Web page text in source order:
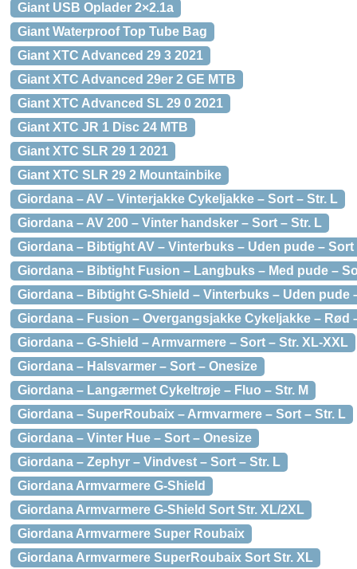
Giant USB Oplader 2×2.1a
Giant Waterproof Top Tube Bag
Giant XTC Advanced 29 3 2021
Giant XTC Advanced 29er 2 GE MTB
Giant XTC Advanced SL 29 0 2021
Giant XTC JR 1 Disc 24 MTB
Giant XTC SLR 29 1 2021
Giant XTC SLR 29 2 Mountainbike
Giordana – AV – Vinterjakke Cykeljakke – Sort – Str. L
Giordana – AV 200 – Vinter handsker – Sort – Str. L
Giordana – Bibtight AV – Vinterbuks – Uden pude – Sort
Giordana – Bibtight Fusion – Langbuks – Med pude –
Giordana – Bibtight G-Shield – Vinterbuks – Uden pude
Giordana – Fusion – Overgangsjakke Cykeljakke – Rød
Giordana – G-Shield – Armvarmere – Sort – Str. XL-XXL
Giordana – Halsvarmer – Sort – Onesize
Giordana – Langærmet Cykeltrøje – Fluo – Str. M
Giordana – SuperRoubaix – Armvarmere – Sort – Str. L
Giordana – Vinter Hue – Sort – Onesize
Giordana – Zephyr – Vindvest – Sort – Str. L
Giordana Armvarmere G-Shield
Giordana Armvarmere G-Shield Sort Str. XL/2XL
Giordana Armvarmere Super Roubaix
Giordana Armvarmere SuperRoubaix Sort Str. XL